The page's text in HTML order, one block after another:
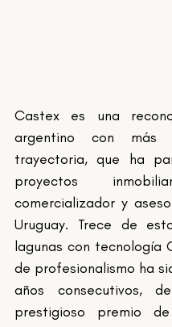
Castex es una
argentino con más
trayectoria, que ha
proyectos
comercializador y
Uruguay. Trece de
lagunas con tecnología
de profesionalismo ha
años consecutivos,
prestigioso premio